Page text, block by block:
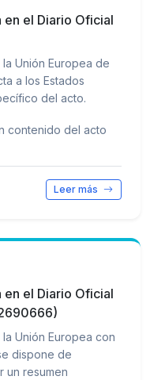
el Diario Oficial
Unión Europea de
a los Estados
del acto.
contenido del acto
Leer más
el Diario Oficial
Unión Europea con
dispone de
un resumen